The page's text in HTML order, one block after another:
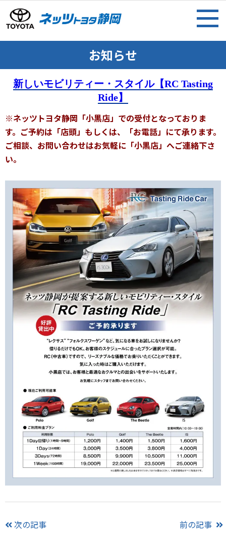
お知らせ
新しいモビリティー・スタイル【RC Tasting
Ride】
※ネッツトヨタ静岡「小黒店」での受付となっておりま
す。ご予約は「店頭」もしくは、「お電話」にて承ります。
ご相談、お問い合わせはお気軽に「小黒店」へご連絡下さ
い。
次の記事 前の記事